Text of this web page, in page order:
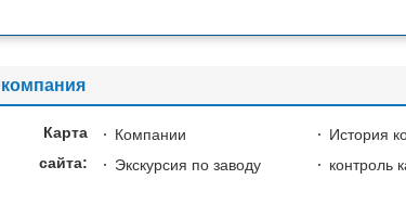
компания
Карта
сайта:
Компании История
Экскурсия по заводу
контроль